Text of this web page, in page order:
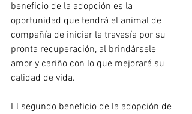
beneficio de la adopción es la
oportunidad que tendrá el animal de
compañía de iniciar la travesía por su
pronta recuperación, al brindársele
amor y cariño con lo que mejorará su
calidad de vida.
El segundo beneficio de la adopción de